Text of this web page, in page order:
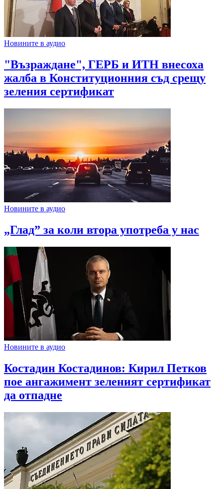
Новините в аудио
"Възраждане", ГЕРБ и ИТН внесоха
жалба в Конституционния съд срещу
зеления сертификат
Новините в аудио
„Глад” за коли втора употреба у нас
Новините в аудио
Костадин Костадинов: Кирил Петков
пое ангажимент зеленият сертификат
да отпадне